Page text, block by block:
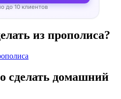
до 10 клиентов
из прополиса?
сделать домашний